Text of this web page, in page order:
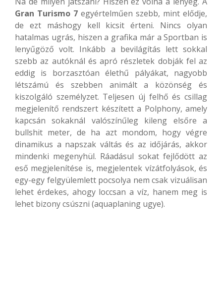
Gran Turismo 7 egyértelműen szebb, mint elődje,
de ezt máshogy kell kicsit érteni. Nincs olyan
hatalmas ugrás, hiszen a grafika már a Sportban is
lenyűgöző volt. Inkább a bevilágítás lett sokkal
szebb az autóknál és apró részletek dobják fel az
eddig is borzasztóan élethű pályákat, nagyobb
létszámú és szebben animált a közönség és
kiszolgáló személyzet. Teljesen új felhő és csillag
megjelenítő rendszert készített a Polphony, amely
kapcsán sokaknál valószínűleg kileng elsőre a
bullshit meter, de ha azt mondom, hogy végre
dinamikus a napszak váltás és az időjárás, akkor
mindenki megenyhül. Ráadásul sokat fejlődött az
eső megjelenítése is, megjelentek vízátfolyások, és
egy-egy felgyülemlett pocsolya nem csak vizuálisan
lehet érdekes, ahogy loccsan a víz, hanem meg is
lehet bizony csúszni (aquaplaning ugye).